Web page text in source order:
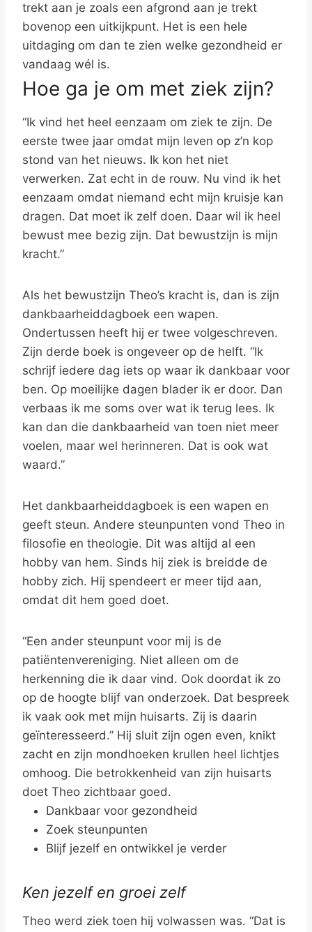
trekt aan je zoals een afgrond aan je trekt
bovenop een uitkijkpunt. Het is een hele
uitdaging om dan te zien welke gezondheid er
vandaag wél is.
Hoe ga je om met ziek zijn?
“Ik vind het heel eenzaam om ziek te zijn. De
eerste twee jaar omdat mijn leven op z’n kop
stond van het nieuws. Ik kon het niet
verwerken. Zat echt in de rouw. Nu vind ik het
eenzaam omdat niemand echt mijn kruisje kan
dragen. Dat moet ik zelf doen. Daar wil ik heel
bewust mee bezig zijn. Dat bewustzijn is mijn
kracht.”
Als het bewustzijn Theo’s kracht is, dan is zijn
dankbaarheiddagboek een wapen.
Ondertussen heeft hij er twee volgeschreven.
Zijn derde boek is ongeveer op de helft. “Ik
schrijf iedere dag iets op waar ik dankbaar voor
ben. Op moeilijke dagen blader ik er door. Dan
verbaas ik me soms over wat ik terug lees. Ik
kan dan die dankbaarheid van toen niet meer
voelen, maar wel herinneren. Dat is ook wat
waard.”
Het dankbaarheiddagboek is een wapen en
geeft steun. Andere steunpunten vond Theo in
filosofie en theologie. Dit was altijd al een
hobby van hem. Sinds hij ziek is breidde de
hobby zich. Hij spendeert er meer tijd aan,
omdat dit hem goed doet.
“Een ander steunpunt voor mij is de
patiëntenvereniging. Niet alleen om de
herkenning die ik daar vind. Ook doordat ik zo
op de hoogte blijf van onderzoek. Dat bespreek
ik vaak ook met mijn huisarts. Zij is daarin
geïnteresseerd.” Hij sluit zijn ogen even, knikt
zacht en zijn mondhoeken krullen heel lichtjes
omhoog. Die betrokkenheid van zijn huisarts
doet Theo zichtbaar goed.
Dankbaar voor gezondheid
Zoek steunpunten
Blijf jezelf en ontwikkel je verder
Ken jezelf en groei zelf
Theo werd ziek toen hij volwassen was. “Dat is